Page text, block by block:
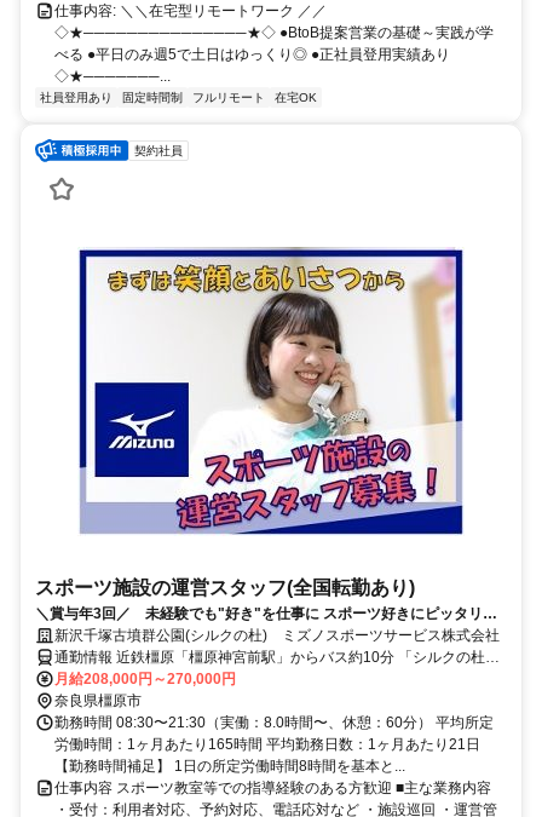
仕事内容: ＼＼在宅型リモートワーク ／／
◇★───────────────★◇ ●BtoB提案営業の基礎～実践が学
べる ●平日のみ週5で土日はゆっくり◎ ●正社員登用実績あり
◇★───────...
社員登用あり 固定時間制 フルリモート 在宅OK
契約社員
スポーツ施設の運営スタッフ(全国転勤あり)
＼賞与年3回／ 未経験でも"好き"を仕事に スポーツ好きにピッタリで
す 【全国転勤あり】
新沢千塚古墳群公園(シルクの杜) ミズノスポーツサービス株式会社
通勤情報 近鉄橿原「橿原神宮前駅」からバス約10分 「シルクの杜」
下車すぐ
月給208,000円～270,000円
奈良県橿原市
勤務時間 08:30〜21:30（実働：8.0時間〜、休憩：60分） 平均所定
労働時間：1ヶ月あたり165時間 平均勤務日数：1ヶ月あたり21日
【勤務時間補足】 1日の所定労働時間8時間を基本と...
仕事内容 スポーツ教室等での指導経験のある方歓迎 ■主な業務内容
・受付：利用者対応、予約対応、電話応対など ・施設巡回 ・運営管